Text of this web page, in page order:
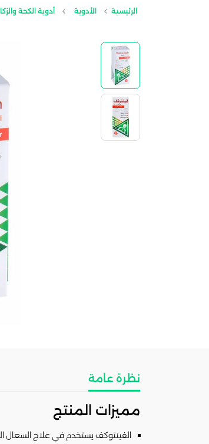
الرئيسية الأدوية أدوية الكحة
نظرة عامة
مميزات المنتج
الفينتوكف يستخدم في علاج السعال